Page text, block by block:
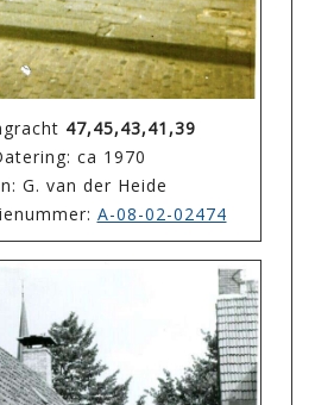
47,45,43,41,39
ca 1970
G. van der Heide
A-08-02-02474